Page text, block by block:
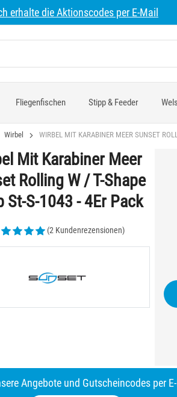
erhalte die Aktionscodes per E-Mail
Fliegenfischen Stipp & Feeder
Wirbel WIRBEL MIT KARABINER MEER SUNSET
Mit Karabiner Meer
Rolling W / T-Shape
St-S-1043 - 4Er Pack
(2 Kundenrezensionen)
Angebote und Gutscheincodes per